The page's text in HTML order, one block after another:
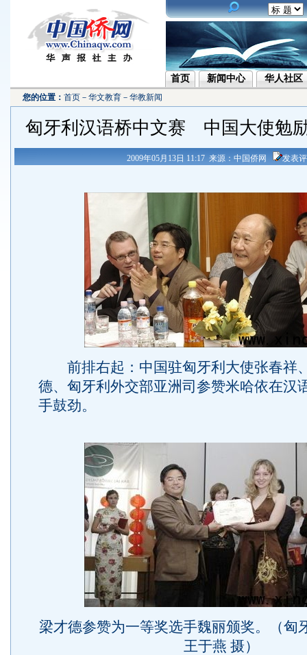
首页 新闻中心 华人社区
您的位置： 首页 － 华文教育 － 华教新闻
匈牙利汉语桥中文赛 中国大使勉
2009年05月13日 11:17 来源：中国侨网 发表
前排右起：中国驻匈牙利大使张春祥
德、匈牙利外交部亚洲司参赞米哈依在汉
手鼓劲。
梁才德参赞为一等奖选手魏丽颁奖。（匈
王于燕 摄）